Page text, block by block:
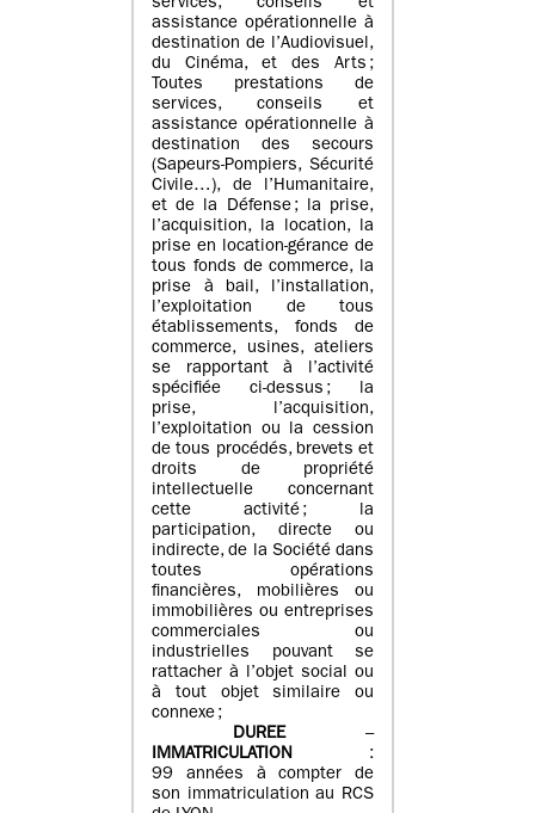
services, conseils et
assistance opérationnelle à
destination de l’Audiovisuel,
du Cinéma, et des Arts ;
Toutes prestations de
services, conseils et
assistance opérationnelle à
destination des secours
(Sapeurs-Pompiers, Sécurité
Civile…), de l’Humanitaire,
et de la Défense ; la prise,
l’acquisition, la location, la
prise en location-gérance de
tous fonds de commerce, la
prise à bail, l’installation,
l’exploitation de tous
établissements, fonds de
commerce, usines, ateliers
se rapportant à l’activité
spécifiée ci-dessus ; la
prise, l’acquisition,
l’exploitation ou la cession
de tous procédés, brevets et
droits de propriété
intellectuelle concernant
cette activité ; la
participation, directe ou
indirecte, de la Société dans
toutes opérations
financières, mobilières ou
immobilières ou entreprises
commerciales ou
industrielles pouvant se
rattacher à l’objet social ou
à tout objet similaire ou
connexe ;
DUREE–
IMMATRICULATION :
99 années à compter de
son immatriculation au RCS